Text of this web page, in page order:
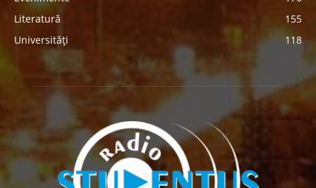
Literatură
155
Universități
118